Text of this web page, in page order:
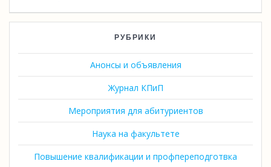
РУБРИКИ
Анонсы и объявления
Журнал КПиП
Мероприятия для абитуриентов
Наука на факультете
Повышение квалификации и профпереподготвка